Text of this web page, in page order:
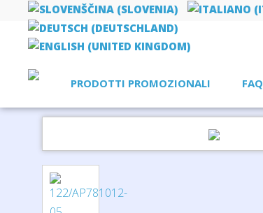
PRODOTTI PROMOZIONALI FAQ
bellezza, salute, sport pacchetto di calore